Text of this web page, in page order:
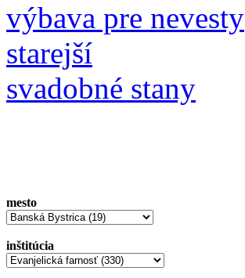
výbava pre nevesty
starejší
svadobné stany
mesto
inštitúcia